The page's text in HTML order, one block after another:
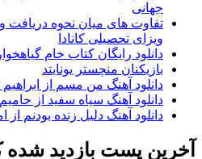
های میان نحوه دریافت ویزای
تحصیلی کانادا
رایگان کتاب خام گیاهخواری
منچستر یونایتد
آهنگ من مسم از ابراهیم الفتی
آهنگ سیاه سفید از حامیم رادیو
آهنگ دلیل زنده بودنم از امیر
پست بازدید شده